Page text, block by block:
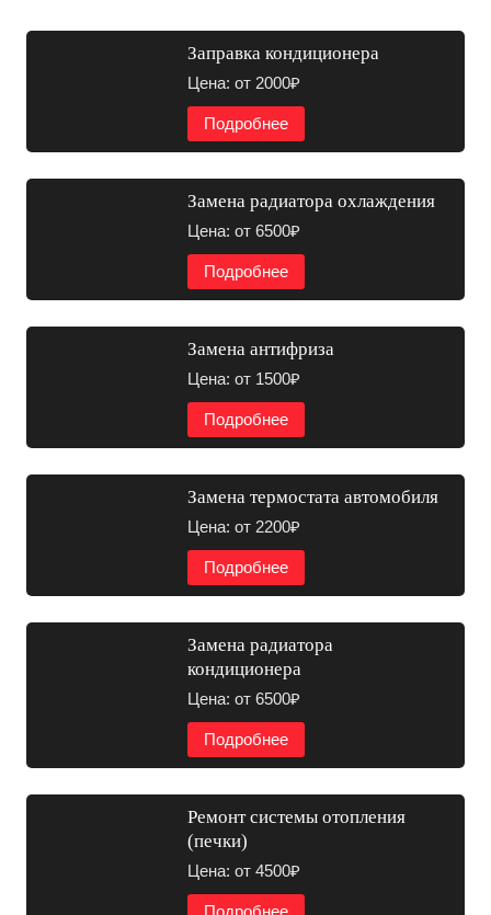
Заправка кондиционера
Цена: от 2000₽
Подробнее
Замена радиатора охлаждения
Цена: от 6500₽
Подробнее
Замена антифриза
Цена: от 1500₽
Подробнее
Замена термостата автомобиля
Цена: от 2200₽
Подробнее
Замена радиатора
кондиционера
Цена: от 6500₽
Подробнее
Ремонт системы отопления
(печки)
Цена: от 4500₽